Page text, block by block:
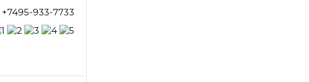
+7495-933-7733